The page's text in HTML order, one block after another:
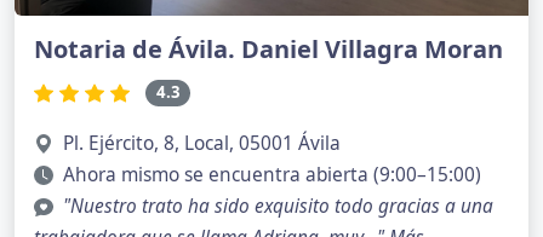
Notaria de Ávila. Daniel Villagra Moran
4.3
Pl. Ejército, 8, Local, 05001 Ávila
Ahora mismo se encuentra abierta (9:00–15:00)
"Nuestro trato ha sido exquisito todo gracias a una